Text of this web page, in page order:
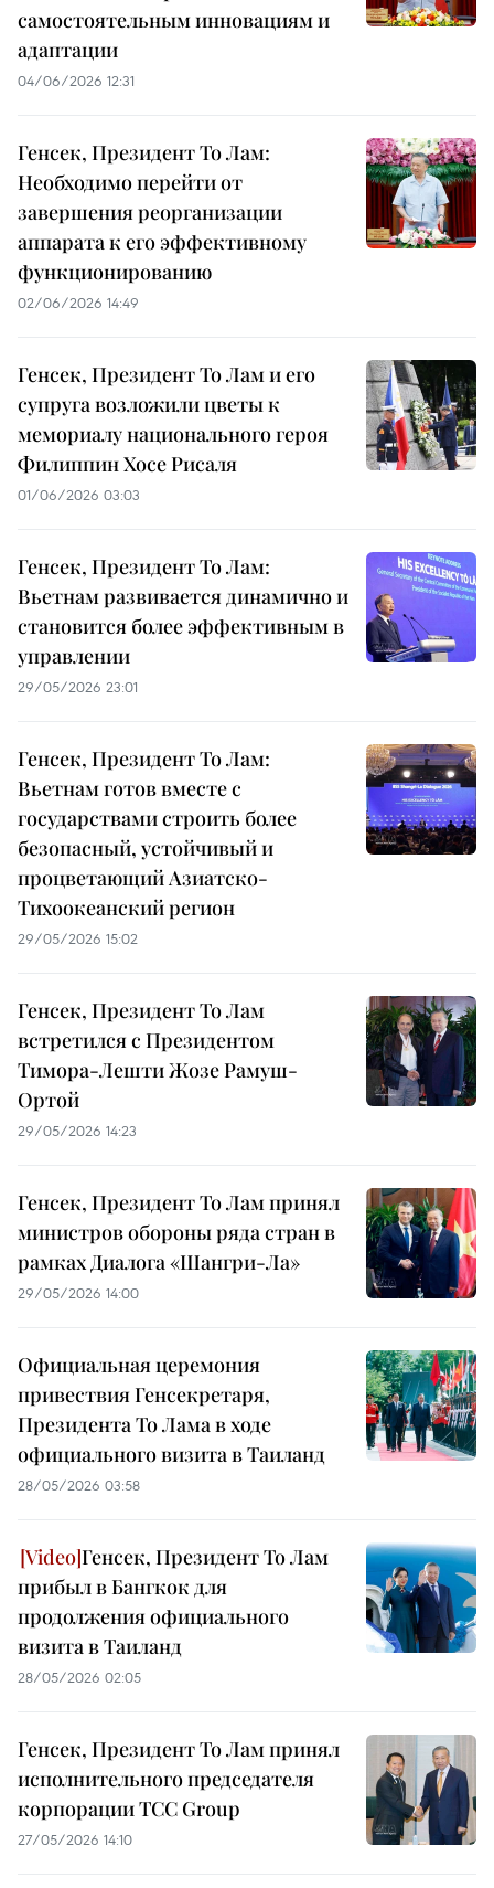
самостоятельным инновациям и
адаптации
04/06/2026 12:31
Генсек, Президент То Лам:
Необходимо перейти от
завершения реорганизации
аппарата к его эффективному
функционированию
02/06/2026 14:49
Генсек, Президент То Лам и его
супруга возложили цветы к
мемориалу национального героя
Филиппин Хосе Рисаля
01/06/2026 03:03
Генсек, Президент То Лам:
Вьетнам развивается динамично и
становится более эффективным в
управлении
29/05/2026 23:01
Генсек, Президент То Лам:
Вьетнам готов вместе с
государствами строить более
безопасный, устойчивый и
процветающий Азиатско-
Тихоокеанский регион
29/05/2026 15:02
Генсек, Президент То Лам
встретился с Президентом
Тимора-Лешти Жозе Рамуш-
Ортой
29/05/2026 14:23
Генсек, Президент То Лам принял
министров обороны ряда стран в
рамках Диалога «Шангри-Ла»
29/05/2026 14:00
Официальная церемония
привествия Генсекретаря,
Президента То Лама в ходе
официального визита в Таиланд
28/05/2026 03:58
Генсек, Президент То Лам
прибыл в Бангкок для
продолжения официального
визита в Таиланд
28/05/2026 02:05
Генсек, Президент То Лам принял
исполнительного председателя
корпорации TCC Group
27/05/2026 14:10